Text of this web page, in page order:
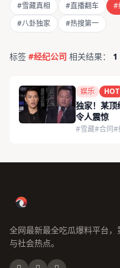
#雪藏真相
#直播翻车 #
#八卦独家
#热搜第一
标签 #经纪公司 相关结果： 1
娱乐 HOT
独家！某顶
令人震惊
#雪藏#合同#
全网最新最全吃瓜爆料平台
与社会热点。